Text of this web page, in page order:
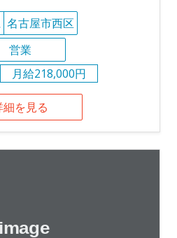
名古屋市西区
営業
月給218,000円
細を見る